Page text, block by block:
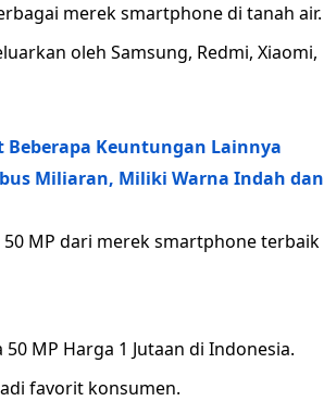
merek smartphone di tanah air.
oleh Samsung, Redmi, Xiaomi,
Keuntungan Lainnya
Miliaran, Miliki Warna Indah dan
MP dari merek smartphone terbaik
MP Harga 1 Jutaan di Indonesia.
favorit konsumen.